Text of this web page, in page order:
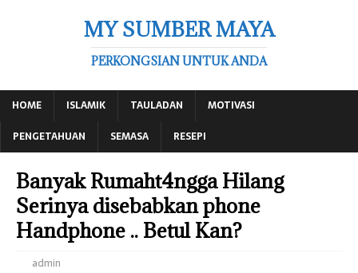
MY SUMBER MAYA
PERKONGSIAN UNTUK ANDA
HOME ISLAMIK TAULADAN
MOTIVASI
PENGETAHUAN
SEMASA RESEPI
Banyak Rumaht4ngga Hilang
Serinya disebabkan phone
Handphone .. Betul Kan?
admin